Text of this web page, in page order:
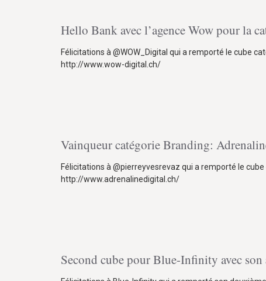
Hello Bank avec l’agence Wow pour la
Félicitations à @WOW_Digital qui a remporté le cube
http://www.wow-digital.ch/
Vainqueur catégorie Branding:
Félicitations à @pierreyvesrevaz qui a remporté le
http://www.adrenalinedigital.ch/
Second cube pour Blue-Infinity avec